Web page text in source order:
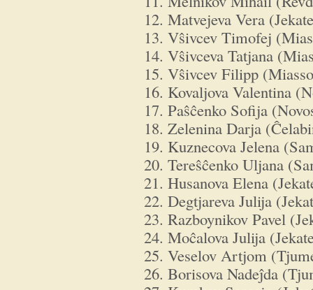
12. Matvejeva Vera
13. Vŝivcev Timofej
14. Vŝivceva Tatjana
15. Vŝivcev Filipp
16. Kovaljova Valentina
17. Paŝĉenko Sofija
18. Zelenina Darja
19. Kuznecova Jelena
20. Tereŝĉenko Uljana
21. Husanova Elena
22. Degtjareva Julija
23. Razboynikov Pavel
24. Moĉalova Julija
25. Veselov Artjom
26. Borisova Nadeĵda